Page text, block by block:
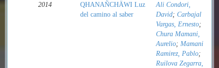
2014
QHANAÑCHÄWI Luz
del camino al saber
Ali Condori,
David; Carbajal
Vargas, Ernesto;
Chura Mamani,
Aurelio; Mamani
Ramirez, Pablo;
Ruilova Zegarra,